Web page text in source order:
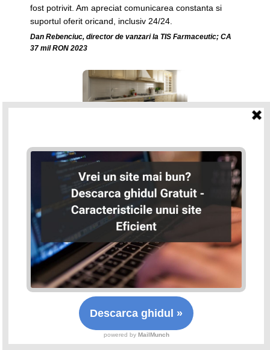
fost potrivit. Am apreciat comunicarea constanta si
suportul oferit oricand, inclusiv 24/24.
Dan Rebenciuc, director de vanzari la TIS Farmaceutic; CA
37 mil RON 2023
produce mobilier din PAL si MDF si ofera solutii
Colaborarea cu SEOmark a inclus realizarea site-ului,
curatarea lui dupa un atac si o campanie Google Ads
cu costuri de 40-60 ron per client. Rezultatele au fost
pozitive si, per total, am avut o experienta pozitiva cu
Radu si colegii de la SEOmark.
Iulian Boboc, responsabil atelier Syg Mob Design ; CA 550K
RON 2023
Estet.ro
Optimizarea SEO 2023-2024 pentru Estet.ro, magazin